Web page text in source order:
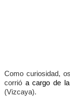
Como curiosidad,
corrió a cargo de
(Vizcaya).